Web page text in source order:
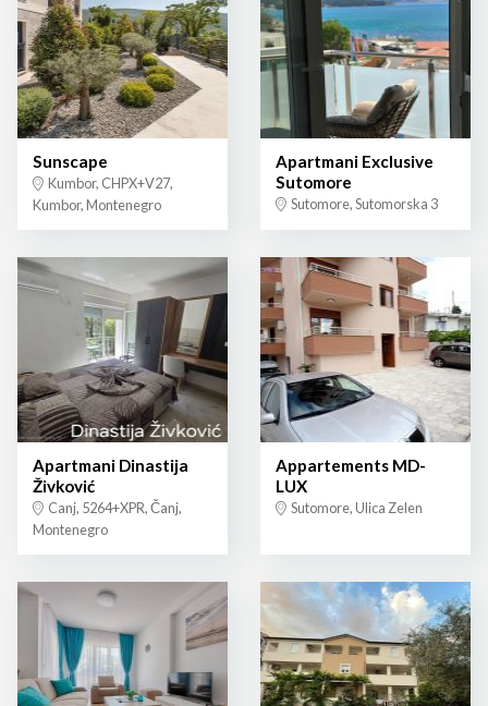
Sunscape
Kumbor, CHPX+V27,
Kumbor, Montenegro
Apartmani Exclusive
Sutomore
Sutomore, Sutomorska 3
Apartmani Dinastija
Živković
Canj, 5264+XPR, Čanj,
Montenegro
Appartements MD-
LUX
Sutomore, Ulica Zelen